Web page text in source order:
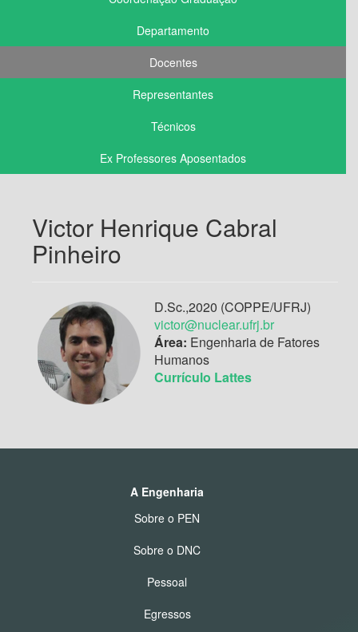
Departamento
Docentes
Representantes
Técnicos
Ex Professores Aposentados
Victor Henrique Cabral
Pinheiro
D.Sc.,2020 (COPPE/UFRJ)
victor@nuclear.ufrj.br
Área: Engenharia de Fatores
Humanos
Currículo Lattes
A Engenharia
Sobre o PEN
Sobre o DNC
Pessoal
Egressos